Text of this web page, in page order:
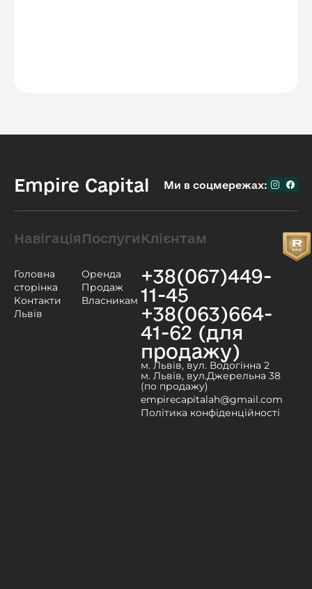
Empire Capital Ми в соцмережах:
Навігація
Головна
сторінка
Контакти
Львів
Послуги
Оренда
Продаж
Власникам
Клієнтам
+38(067)449-
11-45
+38(063)664-
41-62 (для
продажу)
м. Львів, вул. Водогінна 2
м. Львів, вул.Джерельна 38
(по продажу)
empirecapitalah@gmail.com
Політика конфіденційності